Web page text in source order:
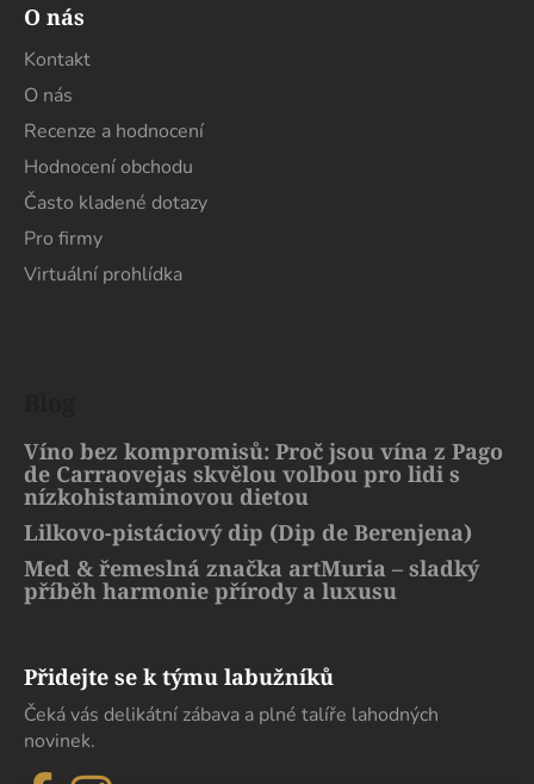
O nás
Kontakt
O nás
Recenze a hodnocení
Hodnocení obchodu
Často kladené dotazy
Pro firmy
Virtuální prohlídka
Víno bez kompromisů: Proč jsou vína z Pago
de Carraovejas skvělou volbou pro lidi s
nízkohistaminovou dietou
Lilkovo-pistáciový dip (Dip de Berenjena)
Med & řemeslná značka artMuria – sladký
příběh harmonie přírody a luxusu
Přidejte se k týmu labužníků
Čeká vás delikátní zábava a plné talíře lahodných
novinek.